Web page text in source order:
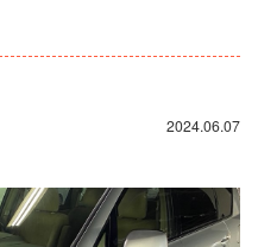
2024.06.07